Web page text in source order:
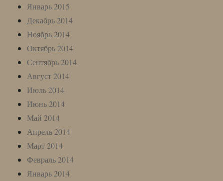
Январь 2015
Декабрь 2014
Ноябрь 2014
Октябрь 2014
Сентябрь 2014
Август 2014
Июль 2014
Июнь 2014
Май 2014
Апрель 2014
Март 2014
Февраль 2014
Январь 2014